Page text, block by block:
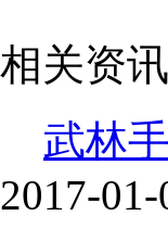
相关资讯
武林
2017-01-